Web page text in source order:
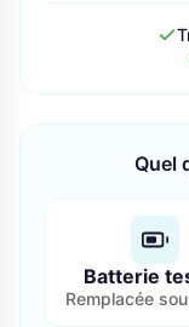
Quel
Batterie
Remplacée